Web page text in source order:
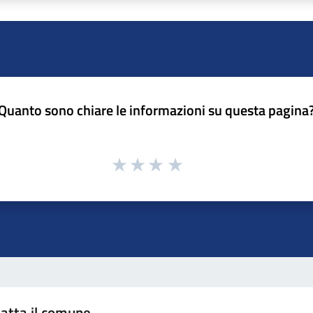
sono chiare le informazioni su questa